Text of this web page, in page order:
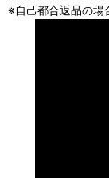
※自己都合返品の場